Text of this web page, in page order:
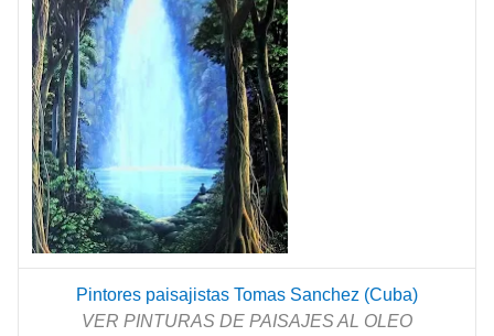
Pintores paisajistas Tomas Sanchez (Cuba)
VER PINTURAS DE PAISAJES AL OLEO